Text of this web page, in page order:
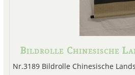
Bildrolle Chinesische
Nr.3189 Bildrolle Chinesische